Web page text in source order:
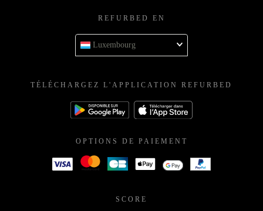
REFURBED EN
Luxembourg
TÉLÉCHARGEZ L'APPLICATION REFURBED
OPTIONS DE PAIEMENT
SCORE